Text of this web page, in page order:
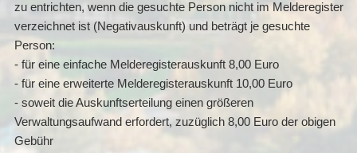
zu entrichten, wenn die gesuchte Person nicht im Melderegister
verzeichnet ist (Negativauskunft) und beträgt je gesuchte
Person:
- für eine einfache Melderegisterauskunft 8,00 Euro
- für eine erweiterte Melderegisterauskunft 10,00 Euro
- soweit die Auskunftserteilung einen größeren
Verwaltungsaufwand erfordert, zuzüglich 8,00 Euro der obigen
Gebühr